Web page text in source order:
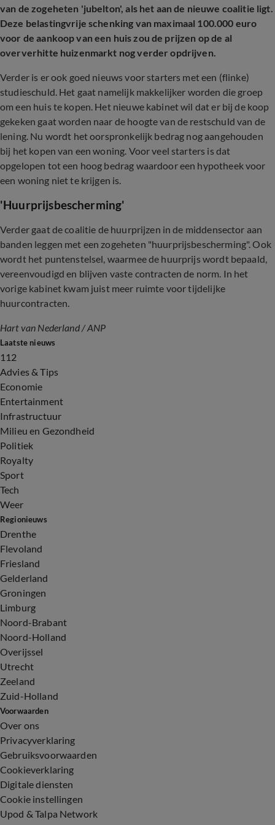
van de zogeheten 'jubelton', als het aan de nieuwe coalitie ligt.
Deze belastingvrije schenking van maximaal 100.000 euro
voor de aankoop van een huis zou de prijzen op de al
oververhitte huizenmarkt nog verder opdrijven.
Verder is er ook goed nieuws voor starters met een (flinke)
studieschuld. Het gaat namelijk makkelijker worden die groep
om een huis te kopen. Het nieuwe kabinet wil dat er bij de koop
gekeken gaat worden naar de hoogte van de restschuld van de
lening. Nu wordt het oorspronkelijk bedrag nog aangehouden
bij het kopen van een woning. Voor veel starters is dat
opgelopen tot een hoog bedrag waardoor een hypotheek voor
een woning niet te krijgen is.
'Huurprijsbescherming'
Verder gaat de coalitie de huurprijzen in de middensector aan
banden leggen met een zogeheten "huurprijsbescherming". Ook
wordt het puntenstelsel, waarmee de huurprijs wordt bepaald,
vereenvoudigd en blijven vaste contracten de norm. In het
vorige kabinet kwam juist meer ruimte voor tijdelijke
huurcontracten.
Hart van Nederland / ANP
Laatste nieuws
112
Advies & Tips
Economie
Entertainment
Infrastructuur
Milieu en Gezondheid
Politiek
Royalty
Sport
Tech
Weer
Regionieuws
Drenthe
Flevoland
Friesland
Gelderland
Groningen
Limburg
Noord-Brabant
Noord-Holland
Overijssel
Utrecht
Zeeland
Zuid-Holland
Voorwaarden
Over ons
Privacyverklaring
Gebruiksvoorwaarden
Cookieverklaring
Digitale diensten
Cookie instellingen
Upod & Talpa Network